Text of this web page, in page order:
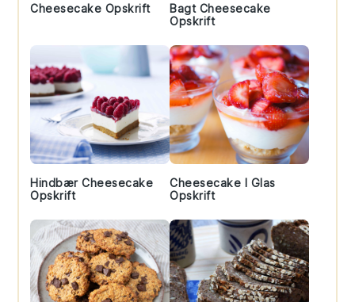
Cheesecake Opskrift
Bagt Cheesecake
Opskrift
Hindbær Cheesecake
Opskrift
Cheesecake I Glas
Opskrift